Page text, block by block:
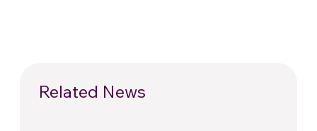
Related News